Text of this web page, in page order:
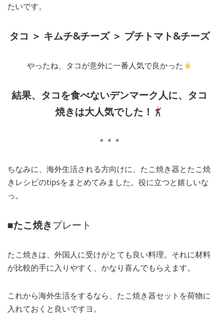
たいです。
タコ ＞ キムチ&チーズ ＞ プチトマト&チーズ
やったね、タコが意外に一番人気で良かった
結果、タコを食べないデンマーク人に、タコ
焼きは大人気でした！
＊＊＊
ちなみに、海外生活される方向けに、たこ焼き器とたこ焼
きレシピのtipsをまとめてみました。役に立つと嬉しいな
っ。
■たこ焼きプレート
たこ焼きは、外国人に受けがとても良い料理。それに材料
が比較的手に入りやすく、かなり喜んでもらえます。
これから海外生活をするなら、たこ焼き器セットを荷物に
入れておくと良いですヨ。